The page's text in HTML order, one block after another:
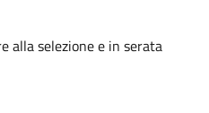
alla selezione e in serata